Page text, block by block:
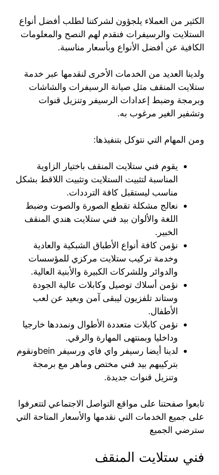
الكثير من العملاء يلجؤون لشركتنا لطلب أفضل أنواع
الستلايت والرسيفرات فنقدم لهم النصح والمعلومات
الكافية عن أفضل الأنواع وبأسعار مناسبة.
ولدينا العديد من الخدمات الأخرى لنقدمها عبر خدمة
ستلايت المنقف مثل صيانة الرسيفرات والشاشات
وبرمجة وضبط إعدادات الرسيفر وتنزيل قنوات
وتشفير الغير مرغوب به.
ومن المهام التي نتوكل بتنفيذها:
يقوم فني ستلايت المنقف باختيار الزاوية
المناسبة لتثبيت الستلايت وتثبيت اللاقط بشكل
مناسب ليستقبل كافة الترددات.
نعالج مشكلة تقطع الصورة والصوت وضبط
اللغة والألوان بيد فني ستلايت هندي المنقف
الخبير.
نؤمن كافة أنواع الأطباق الشبكية والعادية
وخدمة تركيب ستلايت مركزي للمؤسسات
والدوائر وللشركات الكبيرة والأبنية العالية.
نؤمن أسلاك توصيل وكابلات عالية الجودة
وستاند تلفزيون ليبقى آمن وبعيد عن لعب
الأطفال.
نؤمن كابلات متعددة الأطوال ونمددها خارجيا
وداخليا وبمنتهى المهارة والرقي.
لدينا أيضا رسيفر واي فاي ورسيفر beinونقوم
بتركيبهم بيد فني مختص وماهر مع برمجة
وتنزيل قنوات جديدة.
تابعوا صفحتنا على مواقع التواصل الاجتماعي لتتعرفوا
على جميع الخدمات التي نقدمها والأسعار المتاحة التي
سترضي الجميع
فني ستلايت المنقف